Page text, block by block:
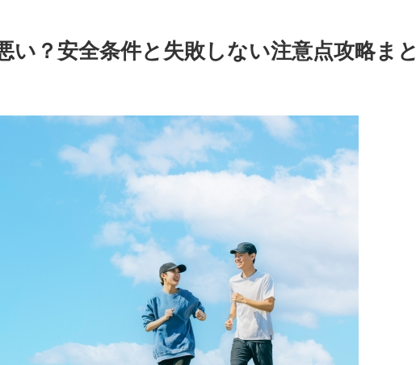
い？安全条件と失敗しない注意点攻略まと